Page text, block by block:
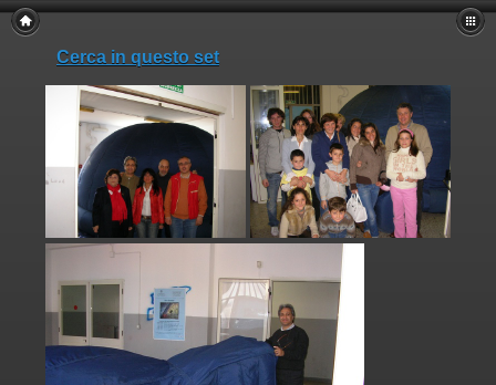
Cerca in questo set